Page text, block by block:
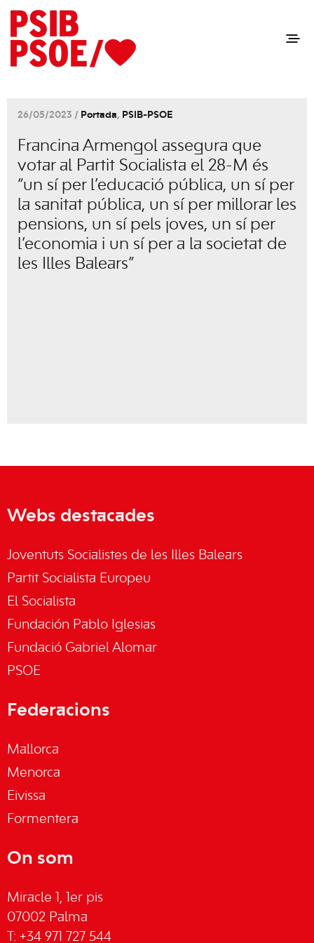
26/05/2023 / Portada, PSIB-PSOE
Francina Armengol assegura que
votar al Partit Socialista el 28-M és
“un sí per l’educació pública, un sí per
la sanitat pública, un sí per millorar les
pensions, un sí pels joves, un sí per
l’economia i un sí per a la societat de
les Illes Balears”
Webs destacades
Joventuts Socialistes de les Illes Balears
Partit Socialista Europeu
El Socialista
Fundación Pablo Iglesias
Fundació Gabriel Alomar
PSOE
Federacions
Mallorca
Menorca
Eivissa
Formentera
On som
Miracle 1, 1er pis
07002 Palma
T: +34 971 727 544